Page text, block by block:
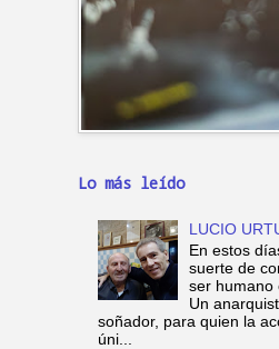
Lo más leído
LUCIO
En estos
suerte de
ser humano
Un
soñador, para quien la
úni...